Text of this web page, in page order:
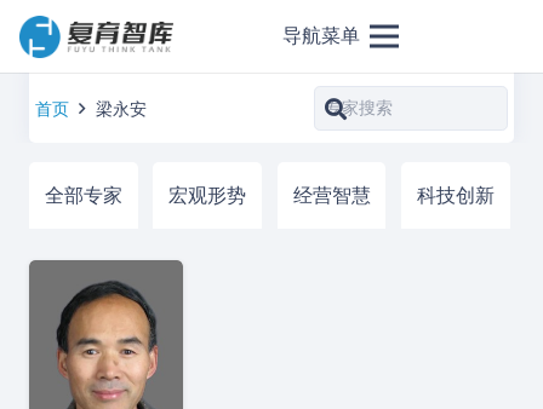
导航菜单
首页 梁永安
全部专家 宏观形势 经营智慧 科技创新